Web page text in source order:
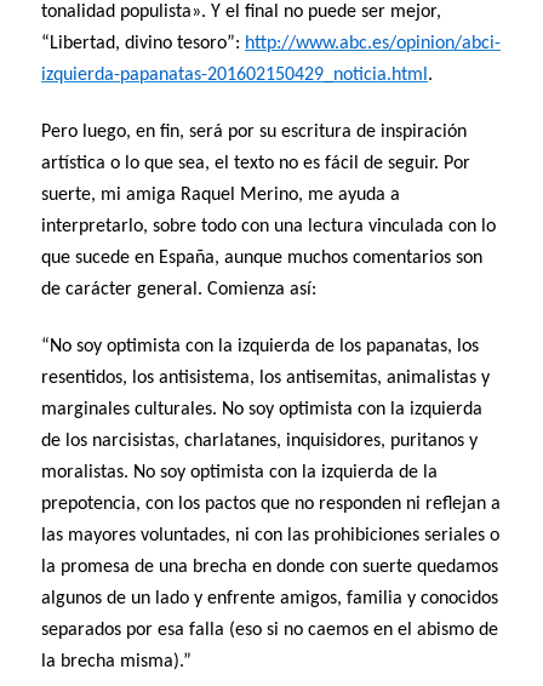
tonalidad populista». Y el final no puede ser mejor,
“Libertad, divino tesoro”: http://www.abc.es/opinion/abci-
izquierda-papanatas-201602150429_noticia.html .
Pero luego, en fin, será por su escritura de inspiración
artística o lo que sea, el texto no es fácil de seguir. Por
suerte, mi amiga Raquel Merino, me ayuda a
interpretarlo, sobre todo con una lectura vinculada con lo
que sucede en España, aunque muchos comentarios son
de carácter general. Comienza así:
“No soy optimista con la izquierda de los papanatas, los
resentidos, los antisistema, los antisemitas, animalistas y
marginales culturales. No soy optimista con la izquierda
de los narcisistas, charlatanes, inquisidores, puritanos y
moralistas. No soy optimista con la izquierda de la
prepotencia, con los pactos que no responden ni reflejan a
las mayores voluntades, ni con las prohibiciones seriales o
la promesa de una brecha en donde con suerte quedamos
algunos de un lado y enfrente amigos, familia y conocidos
separados por esa falla (eso si no caemos en el abismo de
la brecha misma).”